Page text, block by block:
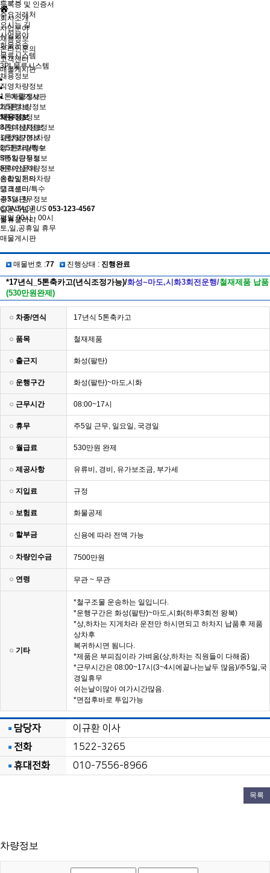
등록증 및 인증서
주요거래처
오시는 길
사업분야
화물운송
물류시스템
3PL물류시스템
채용정보
직영차량정보
1톤차량정보
2.5톤차량정보
5톤차량정보
8톤이상차량정보
승합및기타차량
탱크로리/특수
주5일근무정보
온라인문의
온라인문의
고객센터
공지사항
질문과답변
물류갤러리
회사소개
사업분야
채용정보
온라인문의
고객센터
매물게시판
매물게시판
채용정보
채용정보
직영차량정보
1톤차량정보
2.5톤차량정보
5톤차량정보
8톤이상차량정보
승합및기타차량
탱크로리/특수
주5일근무정보
CONTACT US 053-123-4567
평일 00시 - 00시
토,일,공휴일 휴무
매물게시판
매물번호 :77 진행상태 : 진행완료
*17년식_5톤축카고(년식조정가능)/​화성~마도,시화3회전운행/​철재제품 납품
(530만원완제)
차종/연식 17년식 5톤축카고
품목 철재제품
출근지 화성(팔탄)
운행구간 화성(팔탄)~마도,시화
근무시간 08:00~17시
휴무 주5일 근무, 일요일, 국경일
월급료 530만원 완제
제공사항 유류비, 경비, 유가보조금, 부가세
지입료 규정
보험료 화물공제
할부금 신용에 따라 전액 가능
차량인수금 7500만원
연령 무관 ~ 무관
기타
*철구조물 운송하는 일입니다.
*운행구간은 화성(팔탄)~마도,시화(하루3회전 왕복)
*상,하차는 지게차라 운전만 하시면되고 하차지 납품후 제품
상차후
복귀하시면 됨니다.
*제품은 부피짐이라 가벼움(상,하차는 직원들이 다해줌)
*근무시간은 08:00~17시(3~4시에끝나는날두 많음)/주5일,국
경일휴무
쉬는날이많아 여가시간많음.
*면접후바로 투입가능
담당자
이규환 이사
전화
1522-3265
휴대전화
010-7556-8966
목록
차량정보